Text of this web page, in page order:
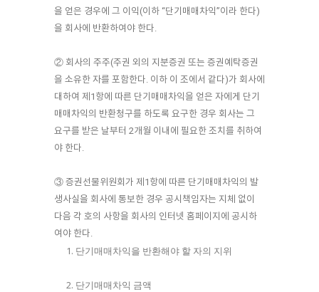
을 얻은 경우에 그 이익(이하 “단기매매차익”이라 한다)
을 회사에 반환하여야 한다.
② 회사의 주주(주권 외의 지분증권 또는 증권예탁증권
을 소유한 자를 포함한다. 이하 이 조에서 같다)가 회사에
대하여 제1항에 따른 단기매매차익을 얻은 자에게 단기
매매차익의 반환청구를 하도록 요구한 경우 회사는 그
요구를 받은 날부터 2개월 이내에 필요한 조치를 취하여
야 한다.
③ 증권선물위원회가 제1항에 따른 단기매매차익의 발
생사실을 회사에 통보한 경우 공시책임자는 지체 없이
다음 각 호의 사항을 회사의 인터넷 홈페이지에 공시하
여야 한다.
단기매매차익을 반환해야 할 자의 지위
단기매매차익 금액